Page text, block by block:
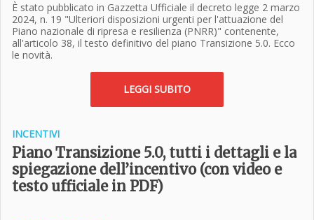
È stato pubblicato in Gazzetta Ufficiale il decreto legge 2 marzo
2024, n. 19 "Ulteriori disposizioni urgenti per l'attuazione del
Piano nazionale di ripresa e resilienza (PNRR)" contenente,
all'articolo 38, il testo definitivo del piano Transizione 5.0. Ecco
le novità.
LEGGI SUBITO
INCENTIVI
Piano Transizione 5.0, tutti i dettagli e la
spiegazione dell’incentivo (con video e
testo ufficiale in PDF)